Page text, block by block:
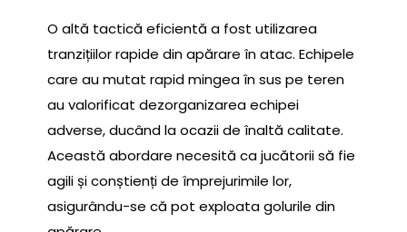
O altă tactică eficientă a fost utilizarea
tranzițiilor rapide din apărare în atac. Echipele
care au mutat rapid mingea în sus pe teren
au valorificat dezorganizarea echipei
adverse, ducând la ocazii de înaltă calitate.
Această abordare necesită ca jucătorii să fie
agili și conștienți de împrejurimile lor,
asigurându-se că pot exploata golurile din